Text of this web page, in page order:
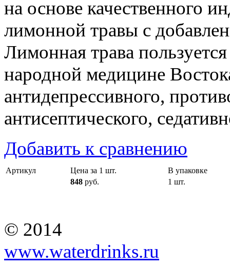
на основе качественного
лимонной травы с
Лимонная трава
народной медицине
антидепрессивного,
антисептического,
Добавить к сравнению
Артикул Цена за 1 шт.
В упаковке
848 руб. 1 шт.
© 2014
www.waterdrinks.ru